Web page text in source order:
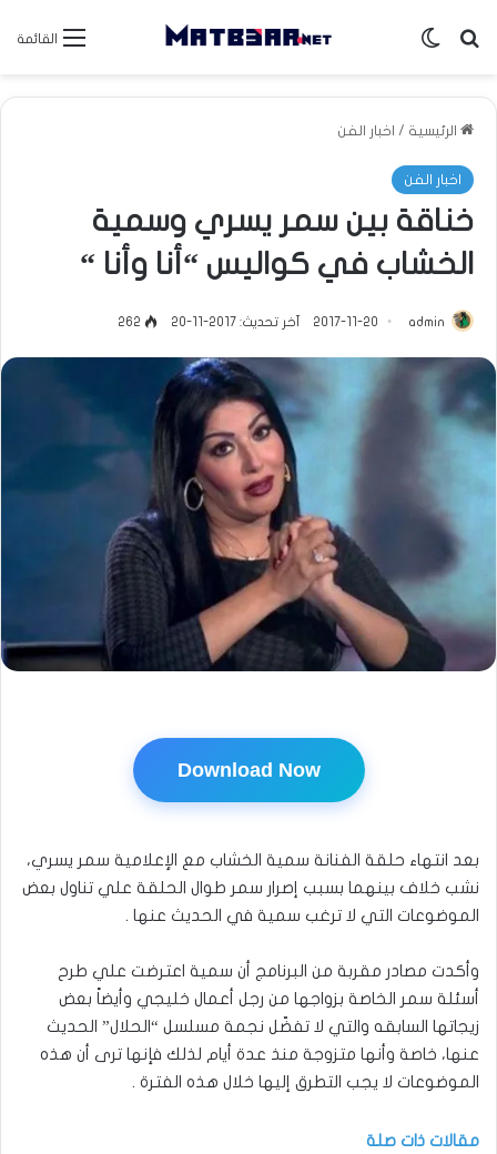
القائمة بحث عنالوضع المظلم
الرئيسية / اخبار الفن
اخبار الفن
خناقة بين سمر يسري وسمية
الخشاب في كواليس “أنا وأنا “
admin
2017-11-20 آخر تحديث: 2017-11-20 262
Download Now
بعد انتهاء حلقة الفنانة سمية الخشاب مع الإعلامية سمر يسري،
نشب خلاف بينهما بسبب إصرار سمر طوال الحلقة علي تناول بعض
الموضوعات التي لا ترغب سمية في الحديث عنها .
وأكدت مصادر مقربة من البرنامج أن سمية اعترضت علي طرح
أسئلة سمر الخاصة بزواجها من رجل أعمال خليجي وأيضاً بعض
زيجاتها السابقه والتي لا تفضّل نجمة مسلسل “الحلال” الحديث
عنها، خاصة وأنها متزوجة منذ عدة أيام لذلك فإنها ترى أن هذه
الموضوعات لا يجب التطرق إليها خلال هذه الفترة .
مقالات ذات صلة